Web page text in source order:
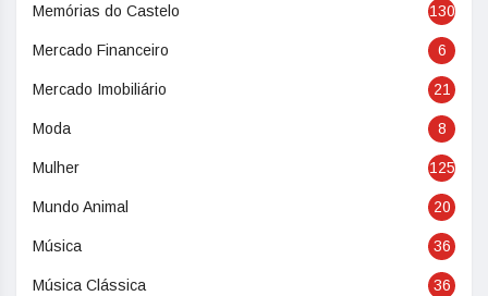
Memórias do Castelo 130
Mercado Financeiro 6
Mercado Imobiliário 21
Moda 8
Mulher 125
Mundo Animal 20
Música 36
Música Clássica 36